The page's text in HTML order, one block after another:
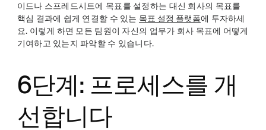
이드나 스프레드시트에 목표를 설정하는 대신 회사의 목표를
핵심 결과에 쉽게 연결할 수 있는 목표 설정 플랫폼에 투자하세
요. 이렇게 하면 모든 팀원이 자신의 업무가 회사 목표에 어떻게
기여하고 있는지 파악할 수 있습니다.
6단계: 프로세스를 개
선합니다